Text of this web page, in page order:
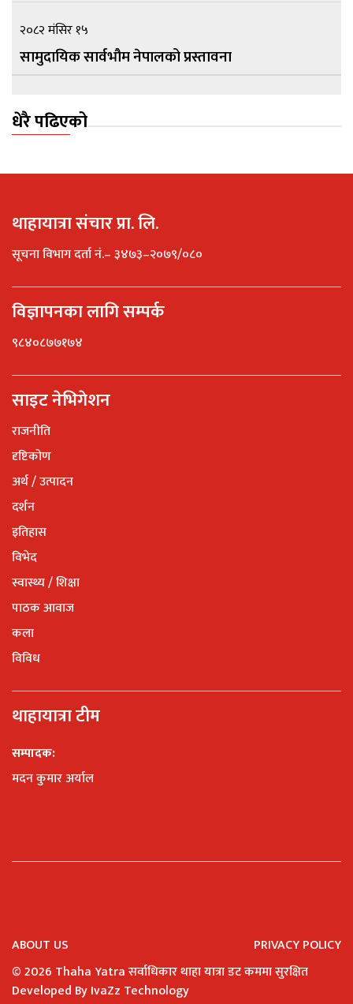
२०८२ मंसिर १५
सामुदायिक सार्वभौम नेपालको प्रस्तावना
धेरै पढिएको
थाहायात्रा संचार प्रा. लि.
सूचना विभाग दर्ता नं.– ३४७३–२०७९/०८०
विज्ञापनका लागि सम्पर्क
९८४०८७७१७४
साइट नेभिगेशन
राजनीति
दृष्टिकोण
अर्थ / उत्पादन
दर्शन
इतिहास
विभेद
स्वास्थ्य / शिक्षा
पाठक आवाज
कला
विविध
थाहायात्रा टीम
सम्पादक:
मदन कुमार अर्याल
ABOUT US
PRIVACY POLICY
©2026 Thaha Yatra सर्वाधिकार थाहा यात्रा डट कममा सुरक्षित
Developed ByIvaZz Technology